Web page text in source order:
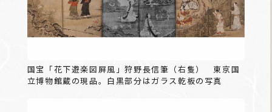
国宝「花下遊楽図屏風」狩野長信筆（右隻） 東京国
立博物館蔵の現品。白黒部分はガラス乾板の写真